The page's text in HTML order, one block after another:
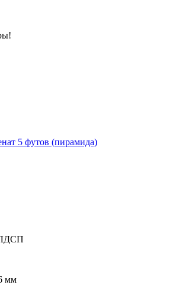
5 футов (пирамида)
мм